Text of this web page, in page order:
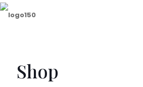
Shop